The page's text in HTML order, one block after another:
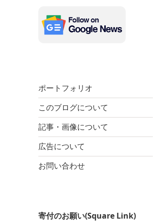
ポートフォリオ
このブログについて
記事・画像について
広告について
お問い合わせ
寄付のお願い(Square Link)